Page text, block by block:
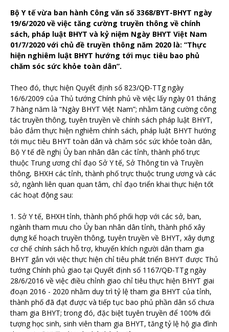
Bộ Y tế vừa ban hành Công văn số 3368/BYT-BHYT ngày
19/6/2020 về việc tăng cường truyền thông về chính
sách, pháp luật BHYT và kỷ niệm Ngày BHYT Việt Nam
01/7/2020 với chủ đề truyền thông năm 2020 là: “Thực
hiện nghiêm luật BHYT hướng tới mục tiêu bao phủ
chăm sóc sức khỏe toàn dân”.
Theo đó, thực hiện Quyết định số 823/QĐ-TTg ngày
16/6/2009 của Thủ tướng Chính phủ về việc lấy ngày 01 tháng
7 hàng năm là “Ngày BHYT Việt Nam”; nhằm tăng cường công
tác truyền thông, tuyên truyền về chính sách pháp luật BHYT,
bảo đảm thực hiện nghiêm chính sách, pháp luật BHYT hướng
tới mục tiêu BHYT toàn dân và chăm sóc sức khỏe toàn dân,
Bộ Y tế đề nghị Ủy ban nhân dân các tỉnh, thành phố trực
thuộc Trung ương chỉ đạo Sở Y tế, Sở Thông tin và Truyền
thông, BHXH các tỉnh, thành phố trực thuộc trung ương và các
sở, ngành liên quan quan tâm, chỉ đạo triển khai thực hiện tốt
các hoạt động sau:
1. Sở Y tế, BHXH tỉnh, thành phố phối hợp với các sở, ban,
ngành tham mưu cho Ủy ban nhân dân tỉnh, thành phố xây
dựng kế hoạch truyền thông, tuyên truyền về BHYT, xây dựng
cơ chế chính sách hỗ trợ, khuyến khích người dân tham gia
BHYT gắn với việc thực hiện chỉ tiêu phát triển BHYT được Thủ
tướng Chính phủ giao tại Quyết định số 1167/QĐ-TTg ngày
28/6/2016 về việc điều chỉnh giao chỉ tiêu thực hiện BHYT giai
đoạn 2016 - 2020 nhằm duy trì tỷ lệ tham gia BHYT của tỉnh,
thành phố đã đạt được và tiếp tục bao phủ phần dân số chưa
tham gia BHYT; trong đó, đặc biệt tuyên truyền để 100% đối
tượng học sinh, sinh viên tham gia BHYT, tăng tỷ lệ hộ gia đình